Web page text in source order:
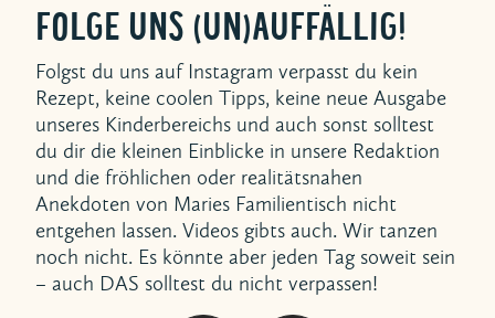
FOLGE UNS (UN)AUFFÄLLIG!
Folgst du uns auf Instagram verpasst du kein
Rezept, keine coolen Tipps, keine neue Ausgabe
unseres Kinderbereichs und auch sonst solltest
du dir die kleinen Einblicke in unsere Redaktion
und die fröhlichen oder realitätsnahen
Anekdoten von Maries Familientisch nicht
entgehen lassen. Videos gibts auch. Wir tanzen
noch nicht. Es könnte aber jeden Tag soweit sein
– auch DAS solltest du nicht verpassen!